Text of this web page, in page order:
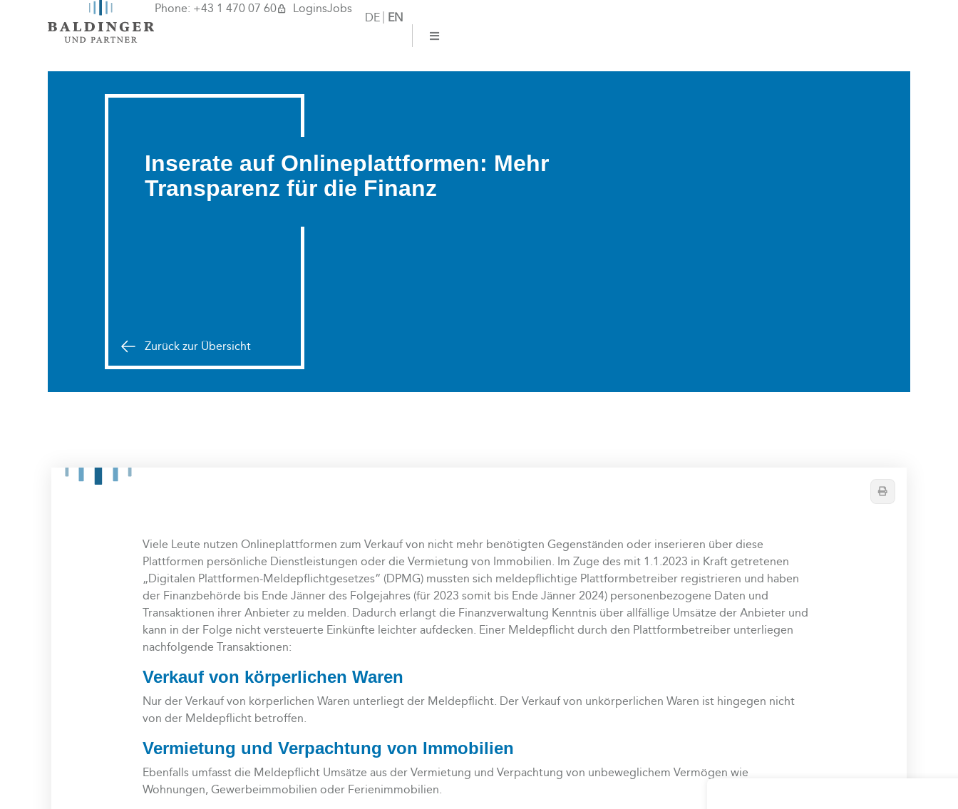
Phone: +43 1 470 07 60 LoginsJobs
DE EN
Inserate auf Onlineplattformen: Mehr
Transparenz für die Finanz
Zurück zur Übersicht
Drucken
Viele Leute nutzen Onlineplattformen zum Verkauf von nicht mehr benötigten Gegenständen oder inserieren über diese
Plattformen persönliche Dienstleistungen oder die Vermietung von Immobilien. Im Zuge des mit 1.1.2023 in Kraft getretenen
„Digitalen Plattformen-Meldepflichtgesetzes“ (DPMG) mussten sich meldepflichtige Plattformbetreiber registrieren und haben
der Finanzbehörde bis Ende Jänner des Folgejahres (für 2023 somit bis Ende Jänner 2024) personenbezogene Daten und
Transaktionen ihrer Anbieter zu melden. Dadurch erlangt die Finanzverwaltung Kenntnis über allfällige Umsätze der Anbieter und
kann in der Folge nicht versteuerte Einkünfte leichter aufdecken. Einer Meldepflicht durch den Plattformbetreiber unterliegen
nachfolgende Transaktionen:
Verkauf von körperlichen Waren
Nur der Verkauf von körperlichen Waren unterliegt der Meldepflicht. Der Verkauf von unkörperlichen Waren ist hingegen nicht
von der Meldepflicht betroffen.
Vermietung und Verpachtung von Immobilien
Ebenfalls umfasst die Meldepflicht Umsätze aus der Vermietung und Verpachtung von unbeweglichem Vermögen wie
Wohnungen, Gewerbeimmobilien oder Ferienimmobilien.